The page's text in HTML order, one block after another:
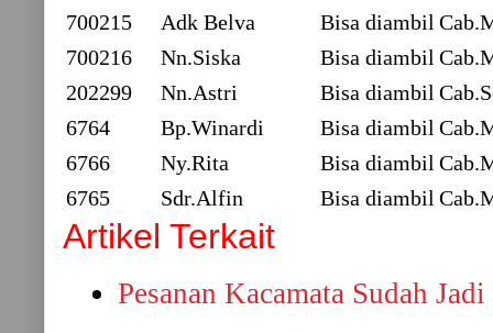
700215
Adk Belva Bisa diambil
700216
Nn.Siska Bisa diambil
202299
Nn.Astri Bisa diambil
6764
Bp.Winardi Bisa diambil
6766
Ny.Rita Bisa diambil
6765
Sdr.Alfin Bisa diambil
Artikel Terkait
Pesanan Kacamata Sudah